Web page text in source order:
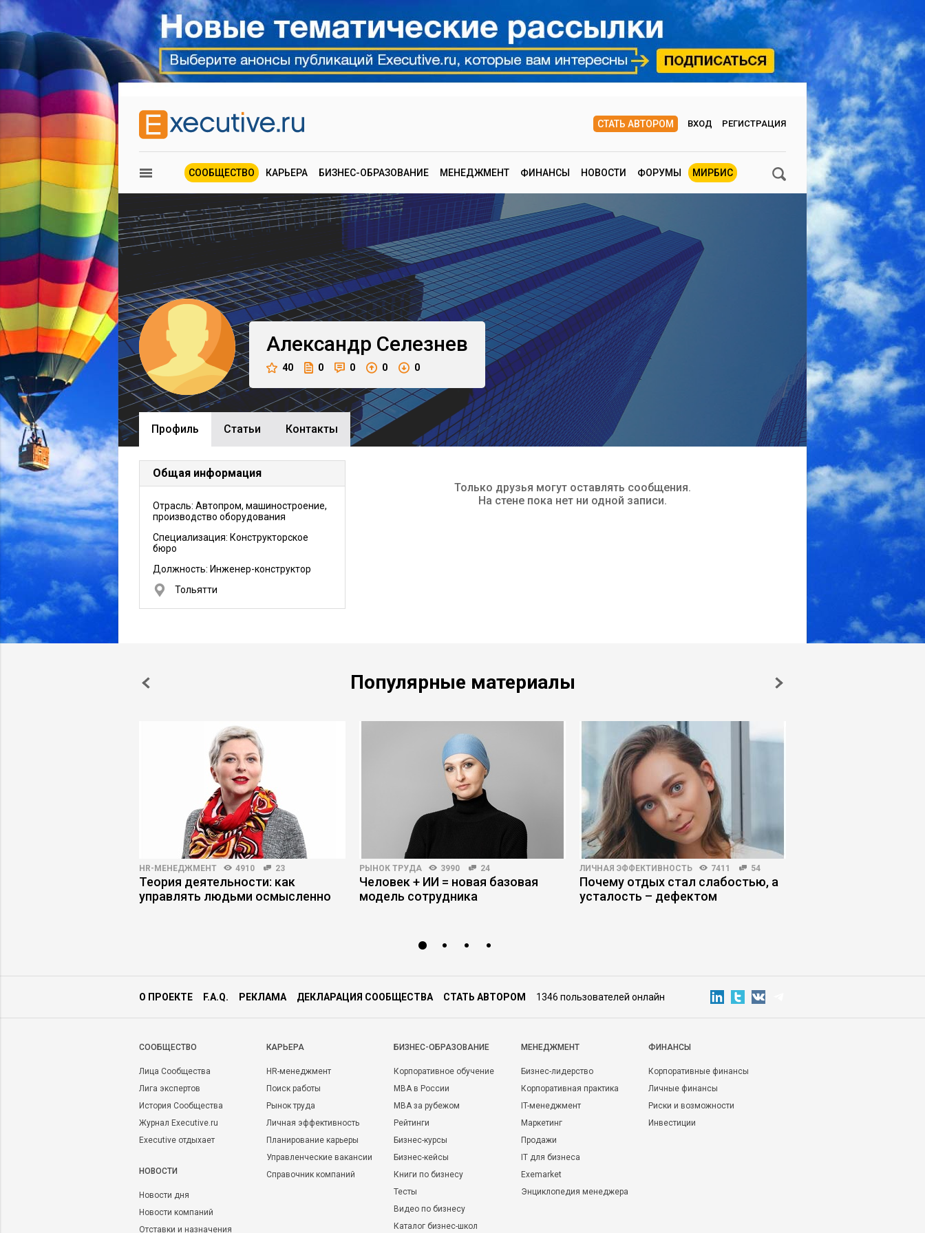
СТАТЬ АВТОРОМ ВХОД РЕГИСТРАЦИЯ
СООБЩЕСТВО КАРЬЕРА БИЗНЕС-ОБРАЗОВАНИЕ МЕНЕДЖМЕНТ ФИНАНСЫ НОВОСТИ ФОРУМЫ МИРБИС
Александр Селезнев
40 0 0 0 0
Профиль Cтатьи Контакты
Общая информация
Отрасль: Автопром, машиностроение,
производство оборудования
Специализация: Конструкторское
бюро
Должность: Инженер-конструктор
Тольятти
Только друзья могут оставлять сообщения.
На стене пока нет ни одной записи.
Популярные материалы
HR-МЕНЕДЖМЕНТ 4910 23
Теория деятельности: как
управлять людьми осмысленно
РЫНОК ТРУДА 3990 24
Человек + ИИ = новая базовая
модель сотрудника
ЛИЧНАЯ ЭФФЕКТИВНОСТЬ 7411 54
Почему отдых стал слабостью, а
усталость – дефектом
О ПРОЕКТЕ F.A.Q. РЕКЛАМА ДЕКЛАРАЦИЯ СООБЩЕСТВА СТАТЬ АВТОРОМ 1346 пользователей онлайн
CООБЩЕСТВО
Лица Сообщества
Лига экспертов
История Сообщества
Журнал Executive.ru
Executive отдыхает
НОВОСТИ
Новости дня
Новости компаний
Отставки и назначения
КАРЬЕРА
HR-менеджмент
Поиск работы
Рынок труда
Личная эффективность
Планирование карьеры
Управленческие вакансии
Справочник компаний
БИЗНЕС-ОБРАЗОВАНИЕ
Корпоративное обучение
MBA в России
MBA за рубежом
Рейтинги
Бизнес-курсы
Бизнес-кейсы
Книги по бизнесу
Тесты
Видео по бизнесу
Каталог бизнес-школ
МЕНЕДЖМЕНТ
Бизнес-лидерство
Корпоративная практика
IT-менеджмент
Маркетинг
Продажи
IT для бизнеса
Exemarket
Энциклопедия менеджера
ФИНАНСЫ
Корпоративные финансы
Личные финансы
Риски и возможности
Инвестиции